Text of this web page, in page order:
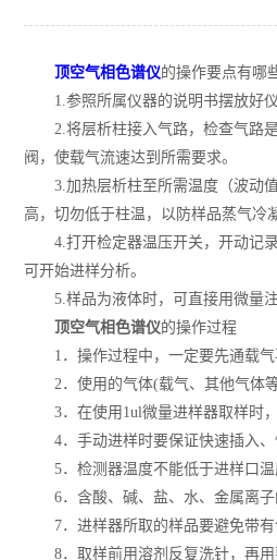
顶空气相色谱仪的操作要点有哪
1.参照所属仪器的说明书摆放好仪
2.将层析柱接入气路，检查气路是
阀，使载气流速达到所需要求。
3.加热层析柱至所需温度（波动值
高，切勿低于柱温，以防样品蒸气冷
4.打开检定器温压开关，开动记录
可开始进样分析。
5.样品为液体时，可直接用微量注
顶空气相色谱仪的操作过程
1．操作过程中，一定要先通载气
2．使用的气体(载气、其他气体等)
3．在使用1ul微量进样器取样时，
4．手动进样时要保证快速插入、
5．检测器温度不能低于进样口温
6．含酸、碱、盐、水、金属离子
7．进样器所取的样品要避免带有
8．取样前用溶剂反复洗针，再用